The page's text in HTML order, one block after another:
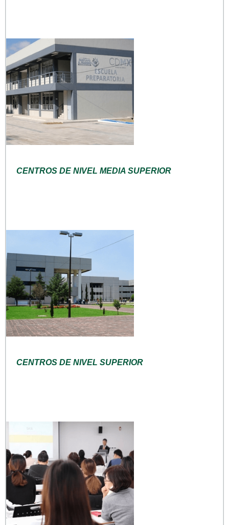
CENTROS DE NIVEL MEDIA SUPERIOR
CENTROS DE NIVEL SUPERIOR